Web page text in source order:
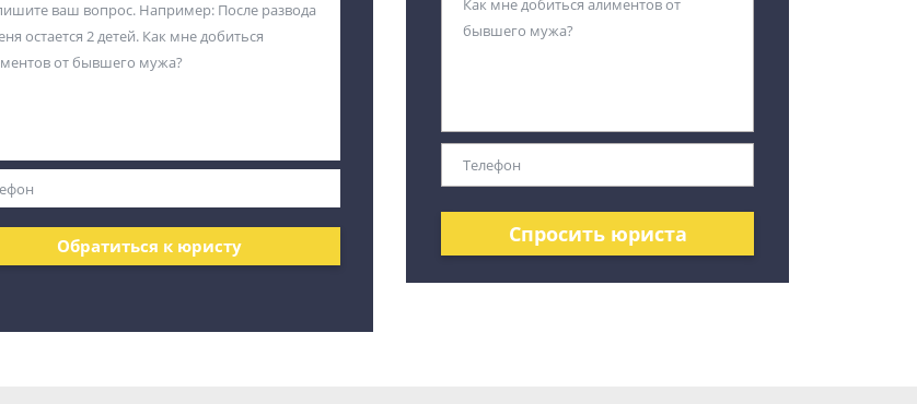
Обратиться к юристу Спросить юриста